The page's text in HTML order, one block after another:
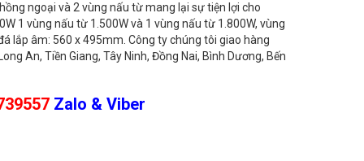
ngoại và 2 vùng nấu từ mang lại sự tiện lợi cho
1 vùng nấu từ 1.500W và 1 vùng nấu từ 1.800W, vùng
lắp âm: 560 x 495mm. Công ty chúng tôi giao hàng
An, Tiền Giang, Tây Ninh, Đồng Nai, Bình Dương, Bến
Zalo & Viber